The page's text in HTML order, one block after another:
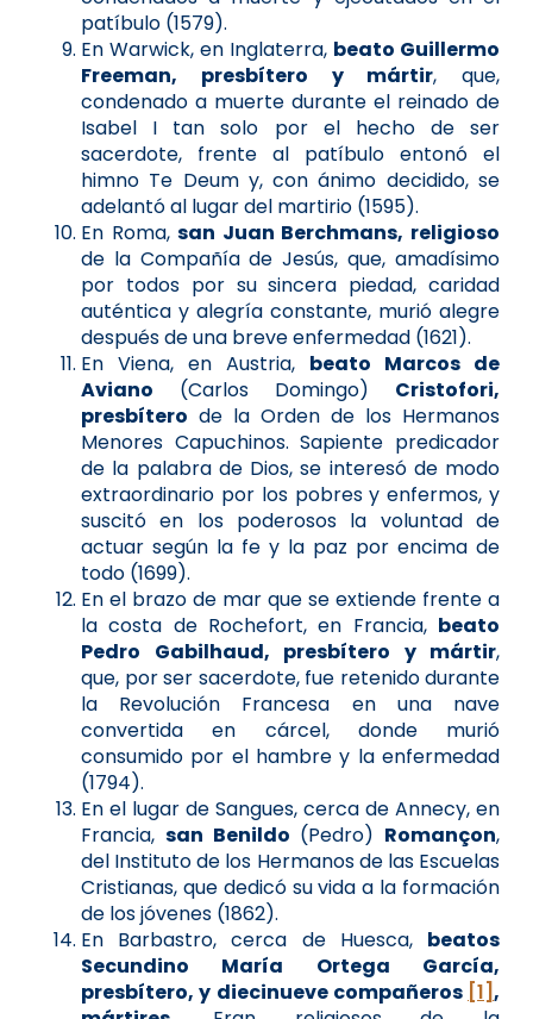
patíbulo (1579).
En Warwick, en Inglaterra, beato Guillermo
Freeman, presbítero y mártir, que,
condenado a muerte durante el reinado de
Isabel I tan solo por el hecho de ser
sacerdote, frente al patíbulo entonó el
himno Te Deum y, con ánimo decidido, se
adelantó al lugar del martirio (1595).
En Roma,san Juan Berchmans, religioso
de la Compañía de Jesús, que, amadísimo
por todos por su sincera piedad, caridad
auténtica y alegría constante, murió alegre
después de una breve enfermedad (1621).
En Viena, en Austria, beato Marcos de
Aviano (Carlos Domingo) Cristofori,
presbítero de la Orden de los Hermanos
Menores Capuchinos. Sapiente predicador
de la palabra de Dios, se interesó de modo
extraordinario por los pobres y enfermos, y
suscitó en los poderosos la voluntad de
actuar según la fe y la paz por encima de
todo (1699).
En el brazo de mar que se extiende frente a
la costa de Rochefort, en Francia, beato
Pedro Gabilhaud, presbítero y mártir,
que, por ser sacerdote, fue retenido durante
la Revolución Francesa en una nave
convertida en cárcel, donde murió
consumido por el hambre y la enfermedad
(1794).
En el lugar de Sangues, cerca de Annecy, en
Francia, san Benildo (Pedro) Romançon,
del Instituto de los Hermanos de las Escuelas
Cristianas, que dedicó su vida a la formación
de los jóvenes (1862).
En Barbastro, cerca de Huesca, beatos
Secundino María Ortega García,
presbítero, y diecinueve compañeros [1],